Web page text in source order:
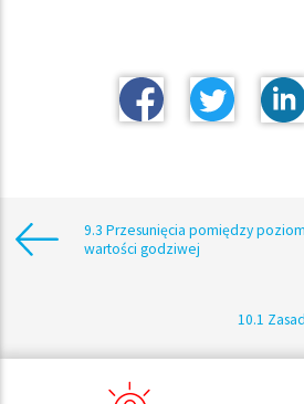
9.3 Przesunięcia pomiędzy
wartości godziwej
10.1